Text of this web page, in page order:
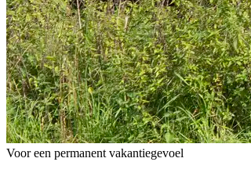
Voor een permanent vakantiegevoel